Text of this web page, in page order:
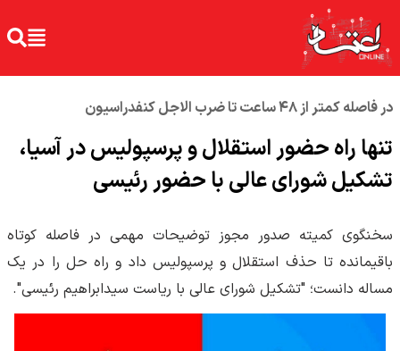
در فاصله کمتر از ۴۸ ساعت تا ضرب الاجل کنفدراسیون
تنها راه حضور استقلال و پرسپولیس در آسیا،
تشکیل شورای عالی با حضور رئیسی
​سخنگوی کمیته صدور مجوز توضیحات مهمی در فاصله کوتاه
باقیمانده تا حذف استقلال و پرسپولیس داد و راه حل را در یک
مساله دانست؛ "تشکیل شورای عالی با ریاست سیدابراهیم رئیسی".